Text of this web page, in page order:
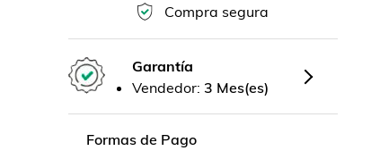
Compra segura
Garantía
Vendedor: 3 Mes(es)
Formas de Pago